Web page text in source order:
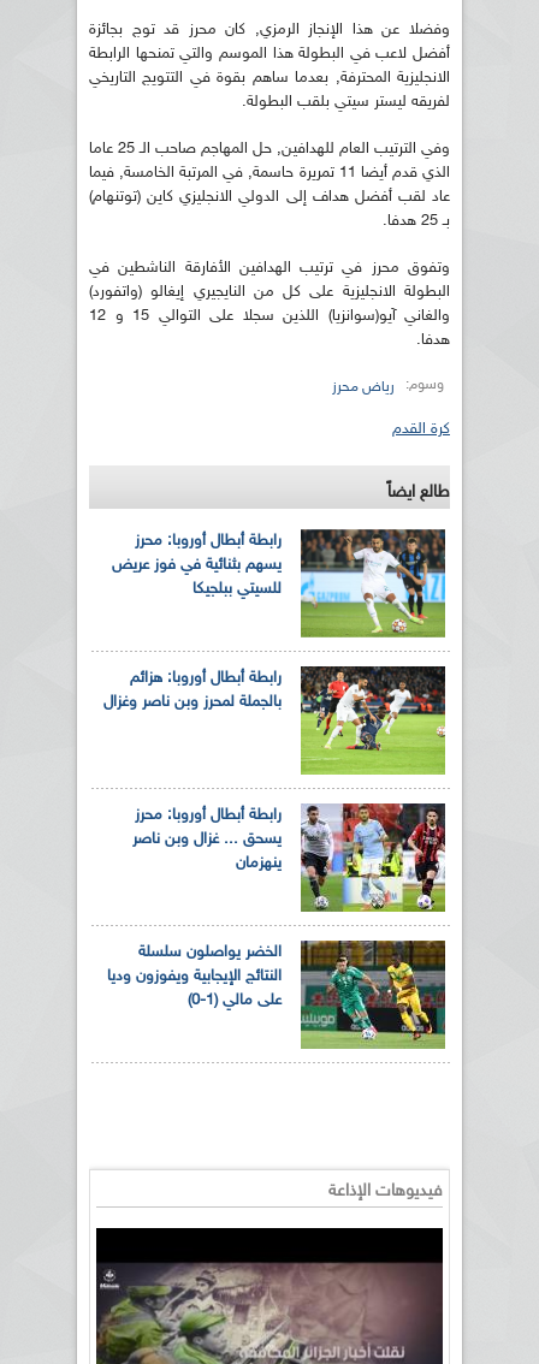
وفضلا عن هذا الإنجاز الرمزي, كان محرز قد توج بجائزة
أفضل لاعب في البطولة هذا الموسم والتي تمنحها الرابطة
الانجليزية المحترفة, بعدما ساهم بقوة في التتويج التاريخي
لفريقه ليستر سيتي بلقب البطولة.
وفي الترتيب العام للهدافين, حل المهاجم صاحب الـ 25 عاما
الذي قدم أيضا 11 تمريرة حاسمة, في المرتبة الخامسة, فيما
عاد لقب أفضل هداف إلى الدولي الانجليزي كاين (توتنهام)
بـ 25 هدفا.
وتفوق محرز في ترتيب الهدافين الأفارقة الناشطين في
البطولة الانجليزية على كل من النايجيري إيغالو (واتفورد)
والغاني آيو(سوانزيا) اللذين سجلا على التوالي 15 و 12
هدفا.
وسوم: رياض محرز
كرة القدم
طالع ايضاً
رابطة أبطال أوروبا: محرز
يسهم بثنائية في فوز عريض
للسيتي ببلجيكا
رابطة أبطال أوروبا: هزائم
بالجملة لمحرز وبن ناصر وغزال
رابطة أبطال أوروبا: محرز
يسحق ... غزال وبن ناصر
ينهزمان
الخضر يواصلون سلسلة
النتائج الإيجابية ويفوزون وديا
على مالي (1-0)
فيديوهات الإذاعة